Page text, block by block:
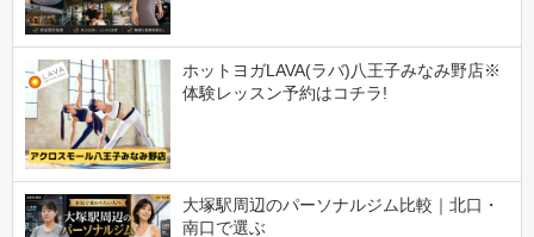
ホットヨガLAVA(ラバ)八王子みなみ野店※
体験レッスン予約はコチラ!
大塚駅周辺のパーソナルジム比較｜北口・
南口で選ぶ